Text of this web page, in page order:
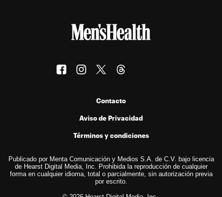
Contacto
Aviso de Privacidad
Términos y condiciones
Publicado por Menta Comunicación y Medios S.A. de C.V. bajo licencia
de Hearst Digital Media, Inc. Prohibida la reproducción de cualquier
forma en cualquier idioma, total o parcialmente, sin autorización previa
por escrito.